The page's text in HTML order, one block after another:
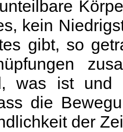
kein
gibt, so
was ist
die
der